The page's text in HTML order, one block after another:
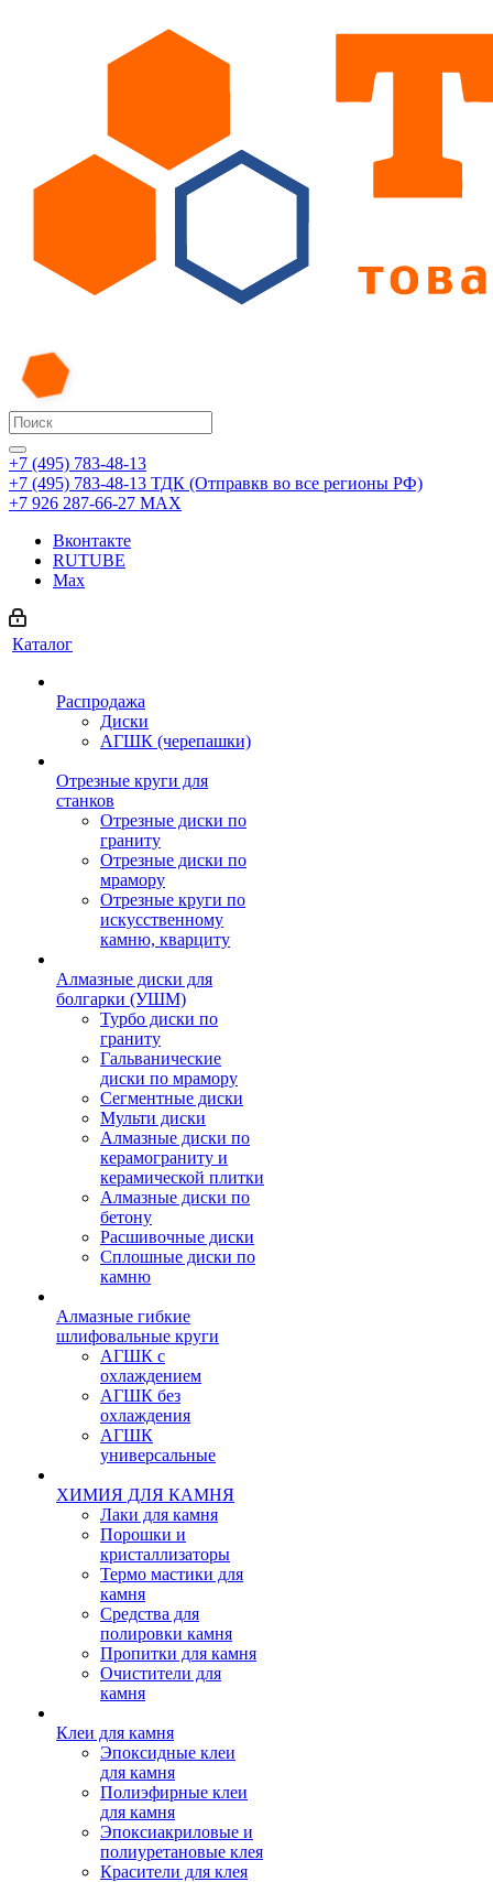
+7 (495) 783-48-13
+7 (495) 783-48-13 ТДК (Отправкв во все регионы РФ)
+7 926 287-66-27 МАХ
Вконтакте
RUTUBE
Max
Каталог
Распродажа
Диски
АГШК (черепашки)
Отрезные круги для
станков
Отрезные диски по
граниту
Отрезные диски по
мрамору
Отрезные круги по
искусственному
камню, кварциту
Алмазные диски для
болгарки (УШМ)
Турбо диски по
граниту
Гальванические
диски по мрамору
Сегментные диски
Мульти диски
Алмазные диски по
керамограниту и
керамической плитки
Алмазные диски по
бетону
Расшивочные диски
Сплошные диски по
камню
Алмазные гибкие
шлифовальные круги
АГШК с
охлаждением
АГШК без
охлаждения
АГШК
универсальные
ХИМИЯ ДЛЯ КАМНЯ
Лаки для камня
Порошки и
кристаллизаторы
Термо мастики для
камня
Средства для
полировки камня
Пропитки для камня
Очистители для
камня
Клеи для камня
Эпоксидные клеи
для камня
Полиэфирные клеи
для камня
Эпоксиакриловые и
полиуретановые клея
Красители для клея